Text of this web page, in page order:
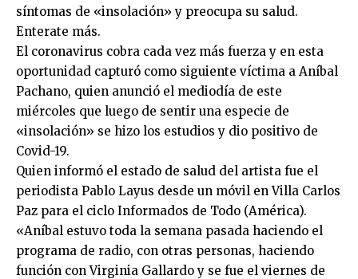
síntomas de «insolación» y preocupa su salud.
Enterate más.
El coronavirus cobra cada vez más fuerza y en esta
oportunidad capturó como siguiente víctima a Aníbal
Pachano, quien anunció el mediodía de este
miércoles que luego de sentir una especie de
«insolación» se hizo los estudios y dio positivo de
Covid-19.
Quien informó el estado de salud del artista fue el
periodista Pablo Layus desde un móvil en Villa Carlos
Paz para el ciclo Informados de Todo (América).
«Aníbal estuvo toda la semana pasada haciendo el
programa de radio, con otras personas, haciendo
función con Virginia Gallardo y se fue el viernes de